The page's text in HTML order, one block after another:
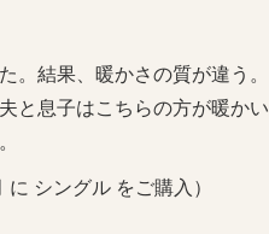
。結果、暖かさの質が違う。
と息子はこちらの方が暖かい
シングル をご購入）